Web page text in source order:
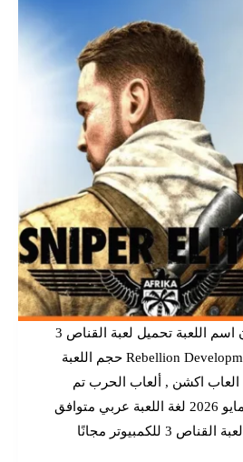
تحميل مباشر الآن اسم اللعبة تحميل لعبة القناص 3
اسم المطور Rebellion Developments حجم اللعبة
العاب اكشن , ألعاب الحرب تم
تحديث اللعبة 25 مايو 2026 لغة اللعبة عربي متوافق
مع ويندوز تحميل لعبة القناص 3 للكمبيوتر مجانًا